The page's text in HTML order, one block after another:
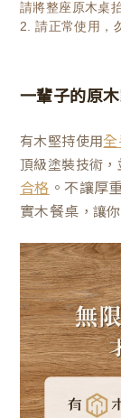
請將整座原木桌
2. 請正常使用，
一輩子的原
有木堅持使用全
頂級塗裝技術
合格 。不讓厚
實木餐桌 ，讓